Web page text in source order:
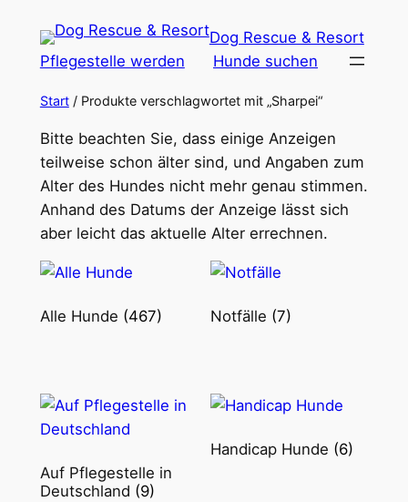
Inhalt
springen
Dog Rescue & Resort
Pflegestelle werden
Hunde suchen
Start/ Produkte verschlagwortet mit „Sharpei“
Bitte beachten Sie, dass einige Anzeigen
teilweise schon älter sind, und Angaben zum
Alter des Hundes nicht mehr genau stimmen.
Anhand des Datums der Anzeige lässt sich
aber leicht das aktuelle Alter errechnen.
Alle Hunde (467) Notfälle (7)
Auf Pflegestelle in
Deutschland (9)
Handicap Hunde (6)